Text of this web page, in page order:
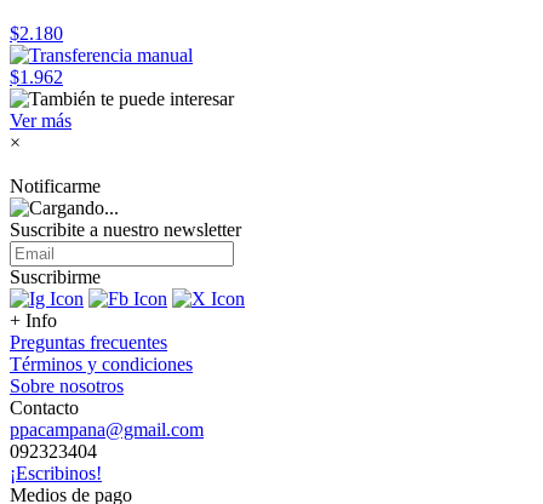
$2.180
$1.962
Ver más
×
Notificarme
Suscribite a nuestro newsletter
Suscribirme
+ Info
Preguntas frecuentes
Términos y condiciones
Sobre nosotros
Contacto
ppacampana@gmail.com
092323404
¡Escribinos!
Medios de pago